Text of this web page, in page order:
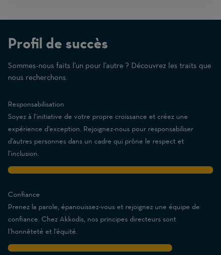
Profil de succès
Sommes-nous faits l'un pour l'autre ? Découvrez les traits que
nous recherchons.
10
Expert)
Responsabilisation
Soyez à l’initiative de votre propre croissance et créez une
expérience d’exception. Rejoignez-nous pour responsabiliser
d’autres personnes dans un cadre qui prône le respect et
l’inclusion.
10
Confiance
Prenez la parole, épanouissez-vous et rejoignez une équipe de
confiance. Chez Akkodis, nos principes directeurs sont
l’honnêteté et l’équité.
8